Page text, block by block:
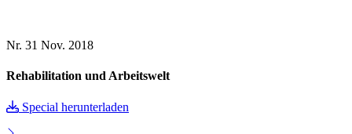
Nr. 31 Nov. 2018
Rehabilitation und Arbeitswelt
Special herunterladen